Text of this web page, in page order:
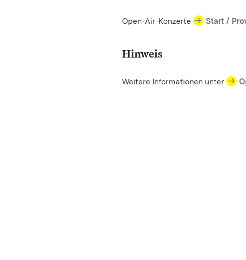
Open-Air-Konzerte Start /
Hinweis
Weitere Informationen unter